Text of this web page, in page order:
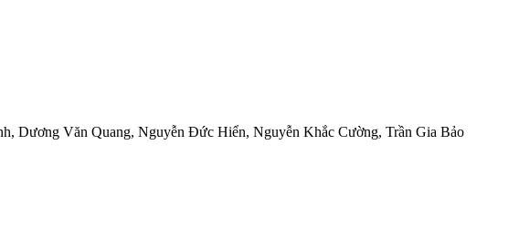
, Dương Văn Quang, Nguyễn Đức Hiển, Nguyễn Khắc Cường, Trần Gia Bảo